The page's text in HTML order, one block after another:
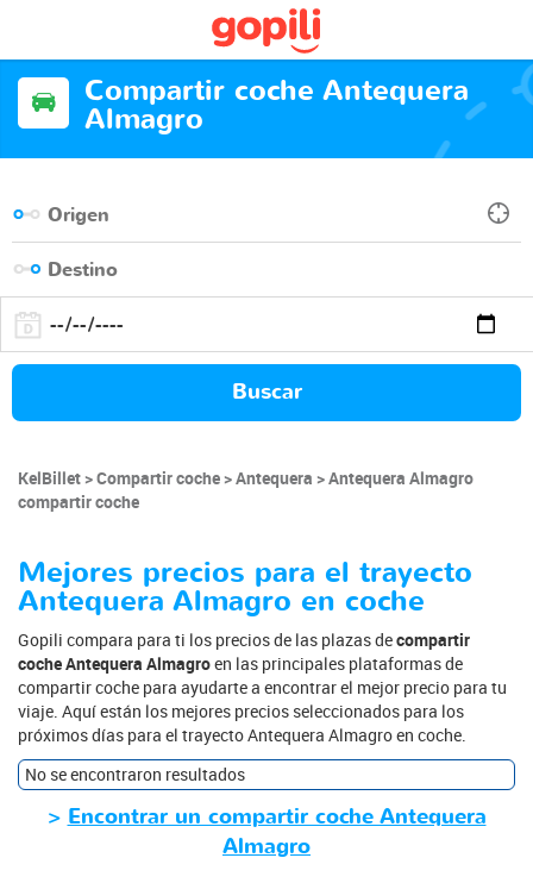
Compartir coche Antequera
Almagro
Buscar
KelBillet Compartir coche Antequera
Antequera Almagro
compartir coche
Mejores precios para el trayecto
Antequera Almagro en coche
Gopili compara para ti los precios de las plazas decompartir
coche Antequera Almagroen las principales plataformas de
compartir coche para ayudarte a encontrar el mejor precio para tu
viaje. Aquí están los mejores precios seleccionados para los
próximos días para el trayecto Antequera Almagro en coche.
No se encontraron resultados
>Encontrar un compartir coche Antequera
Almagro